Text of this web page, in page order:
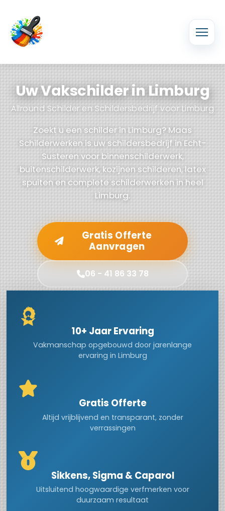
Uw Vakschilder in Limburg
Allround Schilder en Schildersbedrijf voor Limburg
Zoekt u een schilder in Limburg? Maas
Schilderwerken is uw schildersbedrijf in Echt-
Susteren voor binnenschilderwerk,
buitenschilderwerk, kozijnen schilderen, latex
spuiten en complete schilderwerken in heel
Limburg.
Gratis Offerte
Aanvragen
06 - 41 86 33 78
10+ Jaar Ervaring
Vakmanschap opgebouwd door jarenlange
ervaring in Limburg
Gratis Offerte
Altijd vrijblijvend en transparant, zonder
verrassingen
Sikkens, Sigma & Caparol
Uitsluitend hoogwaardige verfmerken voor
duurzaam resultaat